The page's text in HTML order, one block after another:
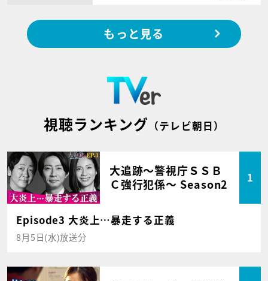
もっと見る
視聴ランキング （テレビ朝日）
大追跡～警視庁ＳＳＢ
Ｃ強行犯係～ Season2
1
Episode3 大炎上…暴走する正義
8月5日(水)放送分